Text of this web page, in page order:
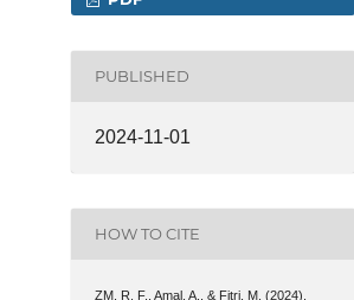
PUBLISHED
2024-11-01
HOW TO CITE
ZM, R. F., Amal, A., & Fitri, M. (2024).